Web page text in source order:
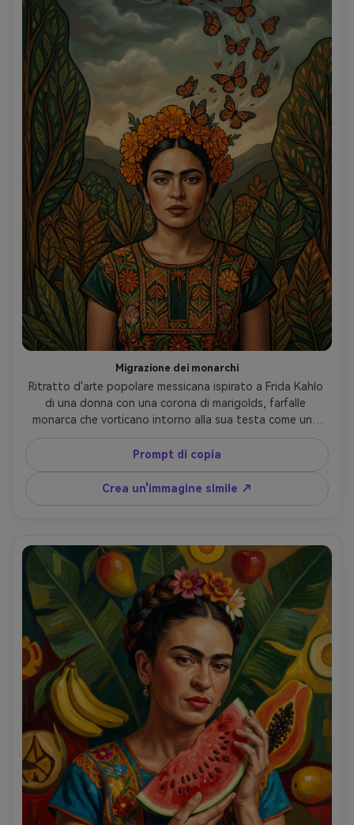
Migrazione dei monarchi
Ritratto d'arte popolare messicana ispirato a Frida Kahlo
di una donna con una corona di marigolds, farfalle
monarca che vorticano intorno alla sua testa come una
tempesta, sfondo della foresta profonda con foglie
fantasiate, arance ricche e verdi, contorni spessi, trama
dipinta a mano, cornice iconica al centro, umore
celebrativo e mistico, obiettivo da 85 mm, profondità di
campo bassa, morbida illuminazione cinematografica-AR
Prompt di copia
Crea un'immagine simile ↗